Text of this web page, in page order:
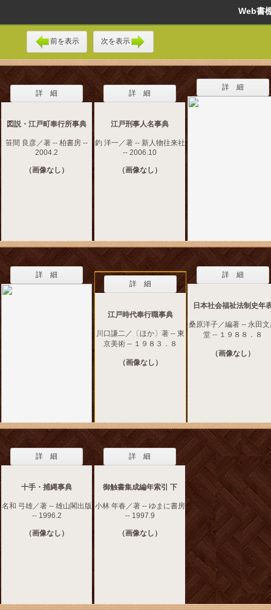
Web
前を表示 次を表示
詳 細
図説・江戸町奉行所事典
笹間 良彦／著 -- 柏書房 --
2004.2
（画像なし）
詳 細
江戸刑事人名事典
釣 洋一／著 -- 新人物往来社
-- 2006.10
（画像なし）
詳 細
詳 細
詳 細
江戸時代奉行職事典
川口謙二／〔ほか〕著 -- 東
京美術 -- １９８３．８
（画像なし）
詳 細
日本社会福祉法制史年
桑原洋子／編著 -- 永田
堂 -- １９８８．８
（画像なし）
詳 細
十手・捕縄事典
名和 弓雄／著 -- 雄山閣出版
-- 1996.2
（画像なし）
詳 細
御触書集成編年索引 下
小林 年春／著 -- ゆまに書房
-- 1997.9
（画像なし）